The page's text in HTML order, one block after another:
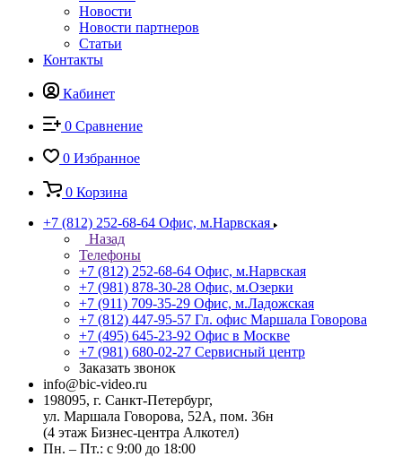
Новости
Новости партнеров
Статьи
Контакты
Кабинет
0 Сравнение
0 Избранное
0 Корзина
+7 (812) 252-68-64 Офис, м.Нарвская
Назад
Телефоны
+7 (812) 252-68-64 Офис, м.Нарвская
+7 (981) 878-30-28 Офис, м.Озерки
+7 (911) 709-35-29 Офис, м.Ладожская
+7 (812) 447-95-57 Гл. офис Маршала Говорова
+7 (495) 645-23-92 Офис в Москве
+7 (981) 680-02-27 Сервисный центр
Заказать звонок
info@bic-video.ru
198095, г. Санкт-Петербург,
ул. Маршала Говорова, 52А, пом. 36н
(4 этаж Бизнес-центра Алкотел)
Пн. – Пт.: с 9:00 до 18:00